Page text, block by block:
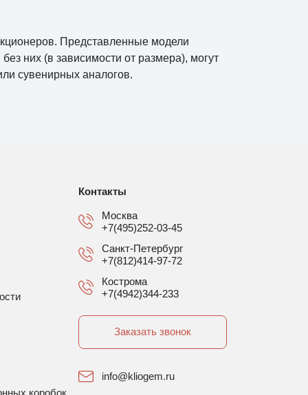
Представленные модели
них (в зависимости от размера), могут
сувенирных аналогов.
Контакты
Москва
+7(495)252-03-45
Санкт-Петербург
+7(812)414-97-72
Кострома
+7(4942)344-233
Заказать звонок
info@kliogem.ru